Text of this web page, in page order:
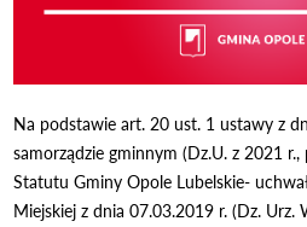
Na podstawie art. 20 ust. 1 ustawy z
samorządzie gminnym (Dz.U. z 2021
Statutu Gminy Opole Lubelskie-
Miejskiej z dnia 07.03.2019 r. (Dz. Urz.